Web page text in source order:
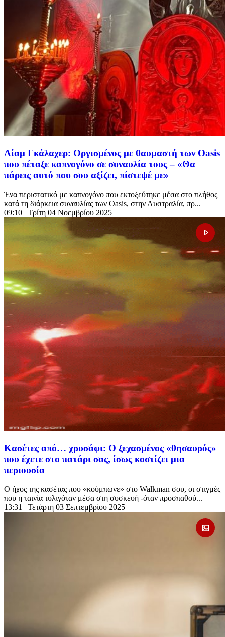
Λίαμ Γκάλαχερ: Οργισμένος με θαυμαστή των Oasis
που πέταξε καπνογόνο σε συναυλία τους – «Θα
πάρεις αυτό που σου αξίζει, πίστεψέ με»
Ένα περιστατικό με καπνογόνο που εκτοξεύτηκε μέσα στο πλήθος
κατά τη διάρκεια συναυλίας των Oasis, στην Αυστραλία, πρ...
09:10 | Τρίτη 04 Νοεμβρίου 2025
Κασέτες από… χρυσάφι: Ο ξεχασμένος «θησαυρός»
που έχετε στο πατάρι σας, ίσως κοστίζει μια
περιουσία
Ο ήχος της κασέτας που «κούμπωνε» στο Walkman σου, οι στιγμές
που η ταινία τυλιγόταν μέσα στη συσκευή -όταν προσπαθού...
13:31 | Τετάρτη 03 Σεπτεμβρίου 2025